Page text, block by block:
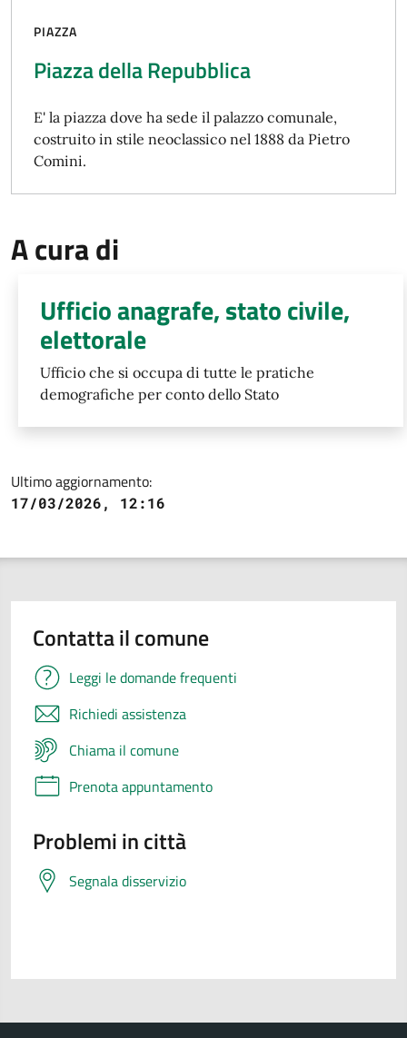
PIAZZA
Piazza della Repubblica
E' la piazza dove ha sede il palazzo comunale,
costruito in stile neoclassico nel 1888 da Pietro
Comini.
A cura di
Ufficio anagrafe, stato civile,
elettorale
Ufficio che si occupa di tutte le pratiche
demografiche per conto dello Stato
Ultimo aggiornamento:
17/03/2026, 12:16
Contatta il comune
Leggi le domande frequenti
Richiedi assistenza
Chiama il comune
Prenota appuntamento
Problemi in città
Segnala disservizio